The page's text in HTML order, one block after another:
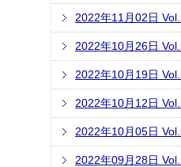
2022年11月02日
2022年10月26日
2022年10月19日
2022年10月12日
2022年10月05日
2022年09月28日